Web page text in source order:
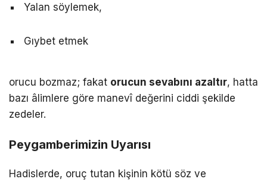
Yalan söylemek,
Gıybet etmek
orucu bozmaz; fakat orucun sevabını azaltır, hatta
bazı âlimlere göre manevî değerini ciddi şekilde
zedeler.
Peygamberimizin Uyarısı
Hadislerde, oruç tutan kişinin kötü söz ve